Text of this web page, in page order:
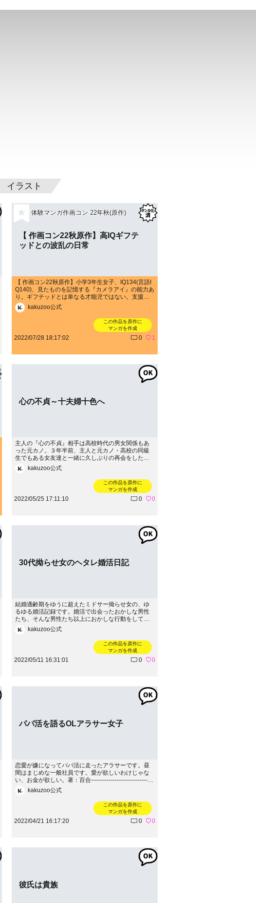
イラスト
体験マンガ作画コン 22年秋(原作)
【 作画コン22秋原作】高IQギフテ
ッドとの波乱の日常
【 作画コン22秋原作】小学3年生女子、IQ134(言語I
Q140)、見たものを記憶する『カメラアイ』の能力あ
り。ギフテッドとは単なる才能児ではない。支援と
理解が必要な子どもです。著：さくら--------------------
--------------------続きはこちらから！→https://ameblo.j
kakuzoo公式
この作品を原作に
マンガを作成
2022/07/28 18:17:02 0 1
心の不貞～十夫婦十色へ
主人の『心の不貞』相手は高校時代の男女関係もあ
った元カノ。３年半前、主人と元カノ・高校の同級
生でもある女友達と一緒に久しぶりの再会をした主
人と元カノ。この再会をきっかけに私は主人と元カ
ノがお互い既婚者でありながら水面下で5年間にわた
り連絡を取り合っていたことを知ることに。３年半
の時を経ても、元カノに心を奪われた主人に私の心
は戻らない。そんな夫婦の形を綴っていきます。
著：なごみ----------------------------------------続きはこち
kakuzoo公式
この作品を原作に
マンガを作成
2022/05/25 17:11:10 0 0
30代拗らせ女のヘタレ婚活日記
結婚適齢期をゆうに超えたミドサー拗らせ女の、ゆ
るゆる婚活記録です。婚活で出会ったおかしな男性
たち、そんな男性たち以上におかしな行動をしてし
まう自分を省みる意味も込めて、更新していこうと
思います。著：さぼ----------------------------------------続
きはこちらから！→https://ameblo.jp/okura3mekabu
kakuzoo公式
この作品を原作に
マンガを作成
2022/05/11 16:31:01 0 0
パパ活を語るOLアラサー女子
恋愛が嫌になってパパ活に走ったアラサーです。昼
間はまじめな一般社員です。愛が欲しいわけじゃな
い、お金が欲しい。著：百合--------------------------------
--------続きはこちらから！→https://ameblo.jp/wolfina
-0628/
kakuzoo公式
この作品を原作に
マンガを作成
2022/04/21 16:17:20 0 0
彼氏は貴族